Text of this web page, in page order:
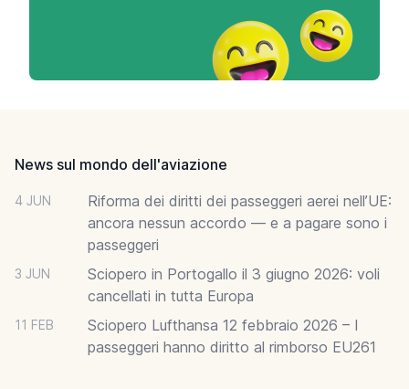
News sul mondo dell'aviazione
4 JUN
Riforma dei diritti dei passeggeri aerei nell’UE:
ancora nessun accordo — e a pagare sono i
passeggeri
3 JUN
Sciopero in Portogallo il 3 giugno 2026: voli
cancellati in tutta Europa
11 FEB
Sciopero Lufthansa 12 febbraio 2026 – I
passeggeri hanno diritto al rimborso EU261